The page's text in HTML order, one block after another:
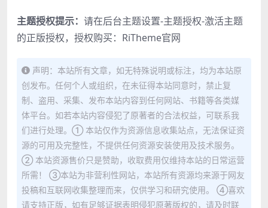
主题授权提示： 请在后台主题设置-主题授权-激活主题
的正版授权，授权购买： RiTheme官网
声明：本站所有文章，如无特殊说明或标注，均为本站原
创发布。任何个人或组织，在未征得本站同意时，禁止复
制、盗用、采集、发布本站内容到任何网站、书籍等各类媒
体平台。如若本站内容侵犯了原著者的合法权益，可联系我
们进行处理。① 本站仅作为资源信息收集站点，无法保证资
源的可用及完整性，不提供任何资源安装使用及技术服务。
② 本站资源售价只是赞助，收取费用仅维持本站的日常运营
所需！ ③本站为非营利性网站，本站所有资源均来源于网友
投稿和互联网收集整理而来，仅供学习和研究使用。 ④喜欢
请支持正版，如有足够证据表明侵犯原著版权的，请及时联